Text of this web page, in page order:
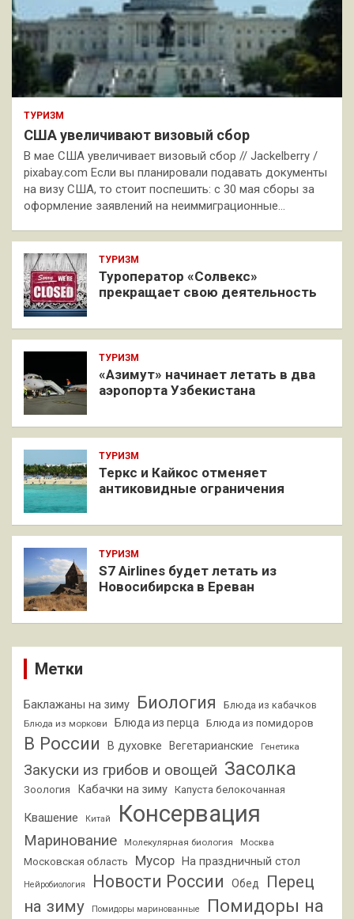
ТУРИЗМ
США увеличивают визовый сбор
В мае США увеличивает визовый сбор // Jackelberry /
pixabay.com Если вы планировали подавать документы
на визу США, то стоит поспешить: с 30 мая сборы за
оформление заявлений на неиммиграционные…
ТУРИЗМ
Туроператор «Солвекс»
прекращает свою деятельность
ТУРИЗМ
«Азимут» начинает летать в два
аэропорта Узбекистана
ТУРИЗМ
Теркс и Кайкос отменяет
антиковидные ограничения
ТУРИЗМ
S7 Airlines будет летать из
Новосибирска в Ереван
Метки
Баклажаны на зиму Биология Блюда из кабачков
Блюда из моркови Блюда из перца Блюда из помидоров
В России В духовке Вегетарианские Генетика
Закуски из грибов и овощей Засолка
Зоология Кабачки на зиму Капуста белокочанная
Квашение Китай Консервация
Маринование Молекулярная биология Москва
Московская область Мусор На праздничный стол
Нейробиология Новости России Обед
Перец
на зиму
Помидоры маринованные
Помидоры на